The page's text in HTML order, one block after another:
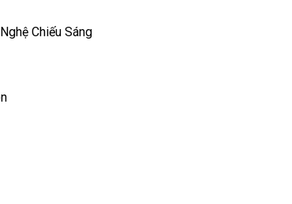
Chiếu Sáng